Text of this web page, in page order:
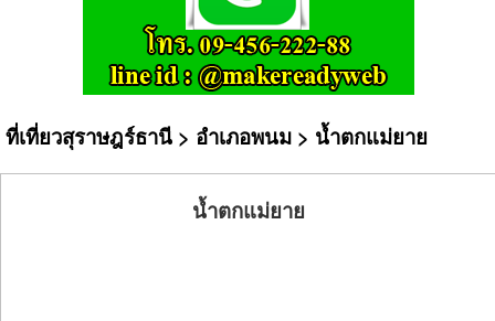
ที่เที่ยวสุราษฎร์ธานี > อำเภอพนม > น้ำตกแม่ยาย
น้ำตกแม่ยาย